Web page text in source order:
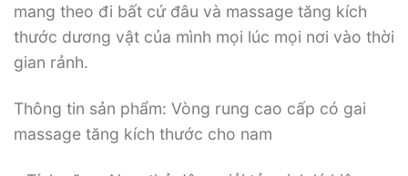
mang theo đi bất cứ đâu và massage tăng kích
thước dương vật của mình mọi lúc mọi nơi vào thời
gian rảnh.
Thông tin sản phẩm: Vòng rung cao cấp có gai
massage tăng kích thước cho nam